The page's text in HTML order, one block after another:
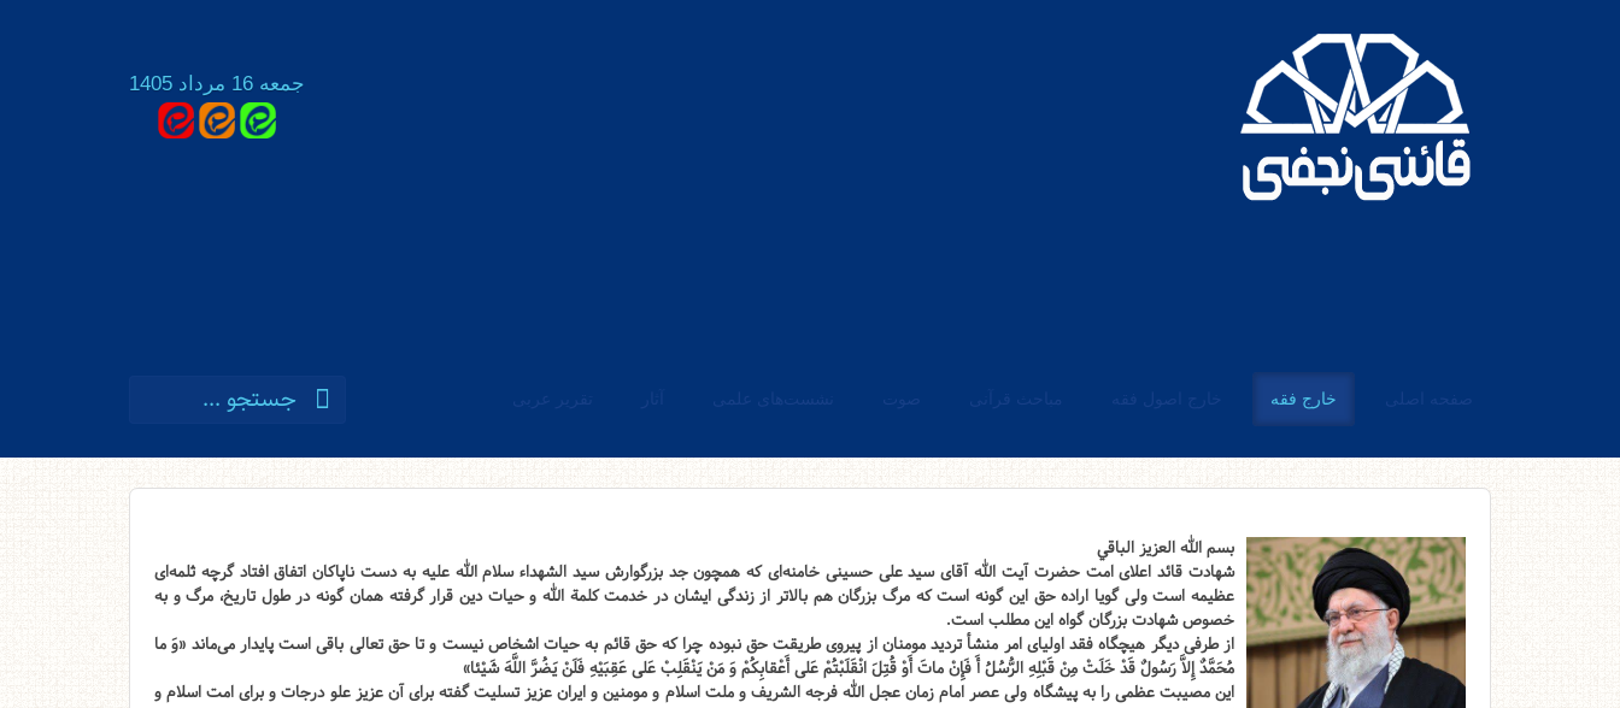
جمعه 16 مرداد 1405
خارج فقه
بسم الله العزیز الباقي
شهادت قائد اعلای امت حضرت آیت الله آقای سید علی حسینی خامنه‌ای که همچون جد بزرگوارش سید الشهداء سلام الله علیه به دست ناپاکان اتفاق افتاد گرچه ثلمه‌ای
عظیمه است ولی گویا اراده حق این گونه است که مرگ بزرگان هم بالاتر از زندگی ایشان در خدمت کلمة الله و حیات دین قرار گرفته همان گونه در طول تاریخ، مرگ و به
خصوص شهادت بزرگان گواه این مطلب است.
از طرفی دیگر هیچگاه فقد اولیای امر منشأ تردید مومنان از پیروی طریقت حق نبوده چرا که حق قائم به حیات اشخاص نیست و تا حق تعالی باقی است پایدار می‌ماند «وَ ما
مُحَمَّدٌ إِلاَّ رَسُولٌ قَدْ خَلَتْ مِنْ قَبْلِهِ الرُّسُلُ أَ فَإِنْ ماتَ أَوْ قُتِلَ انْقَلَبْتُمْ عَلى‌ أَعْقابِكُمْ وَ مَنْ يَنْقَلِبْ عَلى‌ عَقِبَيْهِ فَلَنْ يَضُرَّ اللَّهَ شَيْئا»
این مصیبت عظمی را به پیشگاه ولی عصر امام زمان عجل الله فرجه الشریف و ملت اسلام و مومنین و ایران عزیز تسلیت گفته برای آن عزیز علو درجات و برای امت اسلام و